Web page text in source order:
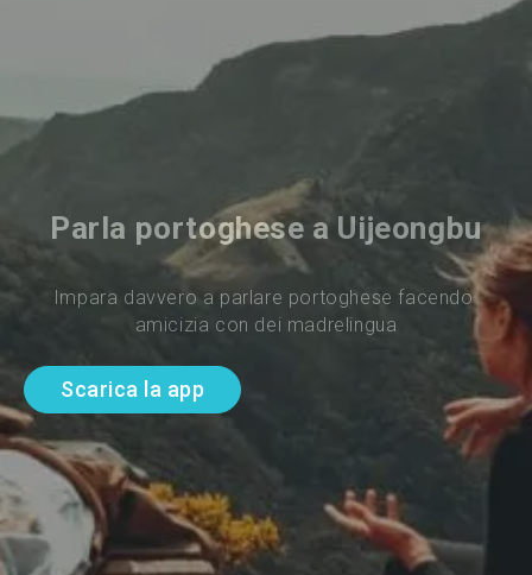
Parla portoghese a Uijeongbu
Impara davvero a parlare portoghese facendo
amicizia con dei madrelingua
Scarica la app